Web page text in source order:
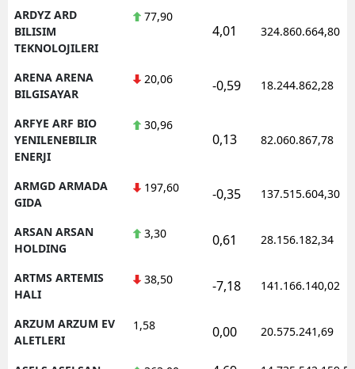
ARDYZ ARD
BILISIM
TEKNOLOJILERI
77,90
4,01 324.860.664,80
ARENA ARENA
BILGISAYAR
20,06 -0,59 18.244.862,28
ARFYE ARF BIO
YENILENEBILIR
ENERJI
30,96
0,13 82.060.867,78
ARMGD ARMADA
GIDA
197,60 -0,35 137.515.604,30
ARSAN ARSAN
HOLDING
3,30 0,61 28.156.182,34
ARTMS ARTEMIS
HALI
38,50 -7,18 141.166.140,02
ARZUM ARZUM EV
ALETLERI
1,58 0,00 20.575.241,69